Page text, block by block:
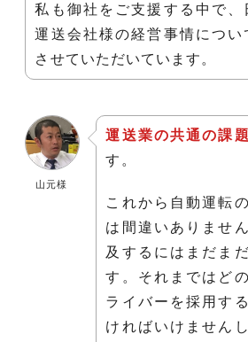
私も御社をご支援する中で、
運送会社様の経営事情につい
させていただいています。
山元様
運送業の共通の課
す。
これから自動運転
は間違いありませ
及するにはまだま
す。それまではど
ライバーを採用す
ければいけません